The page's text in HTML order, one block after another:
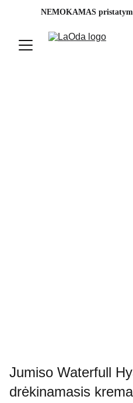
NEMOKAMAS
Jumiso Waterfull
drėkinamasis